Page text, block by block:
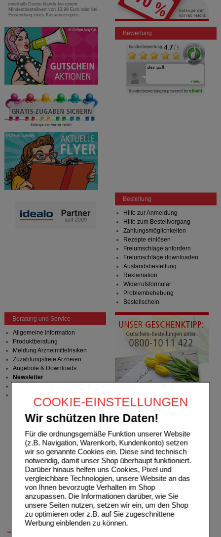
COOKIE-EINSTELLUNGEN
Wir schützen Ihre Daten!
Für die ordnungsgemäße Funktion unserer Website
(z.B. Navigation, Warenkorb, Kundenkonto) setzen
wir so genannte Cookies ein. Diese sind technisch
notwendig, damit unser Shop überhaupt funktioniert.
Darüber hinaus helfen uns Cookies, Pixel und
vergleichbare Technologien, unsere Website an das
von Ihnen bevorzugte Verhalten im Shop
anzupassen. Die Informationen darüber, wie Sie
unsere Seiten nutzen, setzen wir ein, um den Shop
zu optimieren oder z.B. auf Sie zugeschnittene
Werbung einblenden zu können.
innerhalb Deutschlands bei einem
Mindestbestellwert von 13,99 Euro oder bei
Einsendung eines Kassenrezeptes
Bewertung
Bestellung
Hilfe zur Anmeldung
Hilfe zum Bestellvorgang
Zahlungsmöglichkeiten
Rezepte einlösen
Freiumschläge anfordern
Freiumschläge downloaden
Auslandsbestellung
Reklamation
Widerrufsformular
Problembehebung
Bestellschein
Beratung und Service
Allgemeine Information
Produktberatung
Meldung Arzneimittelrisiken
Zuzahlungsfreie Arzneien
Angebote & Downloads
Newsletter